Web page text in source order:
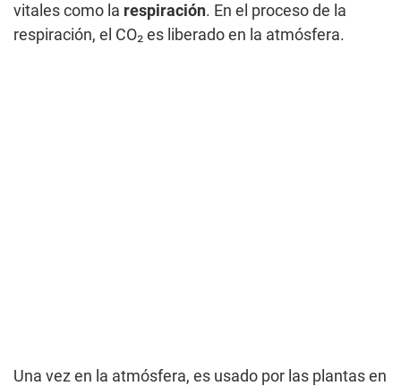
vitales como la respiración. En el proceso de la
respiración, el CO₂ es liberado en la atmósfera.
Una vez en la atmósfera, es usado por las plantas en